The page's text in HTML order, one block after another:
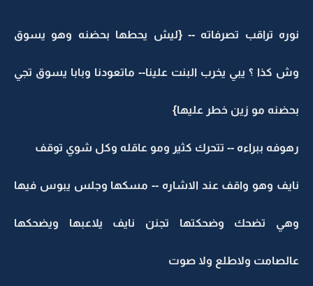
نوره تراقب تصرفاته -- {ليش يحطها بحضنه وهو يسوق
وش كذا ؟ يبي يخرب البنت علينا-- ماتعودنا وبابا يسوق تجي
بحضنه مو زين خطر عليها}
رهوفه ببراءه -- تتحرك كثير ومو عاقله وكل شوي توقف
نايف وهو واقف عند الاشاره -- مسكها وجلس يبوس فيها
وهي تضحك وضحكتها تجنن نايف يلاعبها ويضحكها
عالصامت ولاطلع ولا صوت